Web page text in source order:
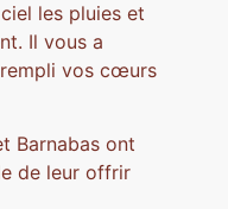
les pluies et
Il vous a
vos cœurs
Barnabas ont
de leur offrir